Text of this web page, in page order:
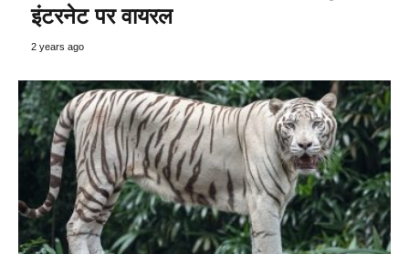
इंटरनेट पर वायरल
2 years ago